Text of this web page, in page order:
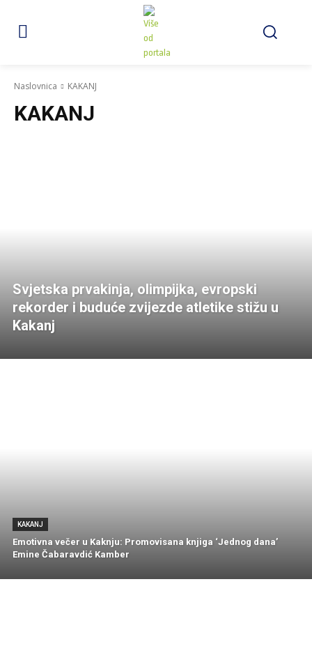
Naslovnica KAKANJ
KAKANJ
Svjetska prvakinja, olimpijka, evropski
rekorder i buduće zvijezde atletike stižu u
Kakanj
KAKANJ
Emotivna večer u Kaknju: Promovisana knjiga ‘Jednog dana’
Emine Čabaravdić Kamber